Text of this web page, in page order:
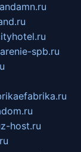
spb.ru
z-host.ru